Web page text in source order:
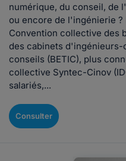
numérique, du conseil, de
ou encore de l'ingénierie
Convention collective des
des cabinets
conseils (BETIC), plus
collective Syntec-Cinov
salariés,...
Consulter